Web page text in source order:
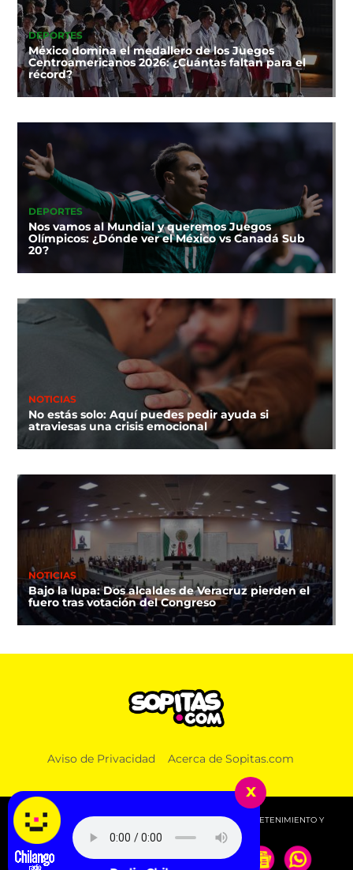
DEPORTES
México domina el medallero de los Juegos
Centroamericanos 2026: ¿Cuántas faltan para el
récord?
DEPORTES
Nos vamos al Mundial y queremos Juegos
Olímpicos: ¿Dónde ver el México vs Canadá Sub
20?
NOTICIAS
No estás solo: Aquí puedes pedir ayuda si
atraviesas una crisis emocional
NOTICIAS
Bajo la lupa: Dos alcaldes de Veracruz pierden el
fuero tras votación del Congreso
Aviso de Privacidad Acerca de Sopitas.com
© 2026 SOPITAS.COM - MÚSICA, NOTICIAS, DEPORTES, ENTRETENIMIENTO Y
MÁS!.
x